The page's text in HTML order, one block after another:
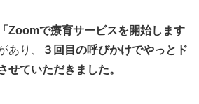
「Zoomで療育サービスを開始します
あり、
３回目の呼びかけでやっとド
せていただきました。